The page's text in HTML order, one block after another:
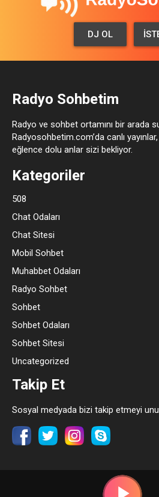
DJ OL
Radyo Sohbetim
Radyo ve sohbet ortamını bir arada
Radyosohbetim.com’da canlı
eğlence dolu anlar sizi bekliyor.
Kategoriler
508
Chat Odaları
Chat Sitesi
Mobil Sohbet
Muhabbet Odaları
Radyo Sohbet
Sohbet
Sohbet Odaları
Sohbet Sitesi
Uncategorized
Takip Et
Sosyal medyada bizi takip etmeyi
© 2025 Copyright -